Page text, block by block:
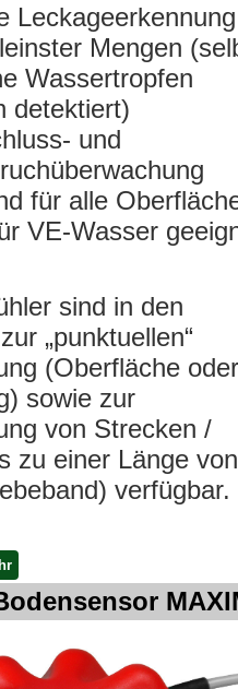
Leckageerkennung
Mengen
Wassertropfen
detektiert)
und
für alle
VE-Wasser
sind in den
„punktuellen“
(Oberfläche oder
sowie zur
von Strecken /
zu einer Länge von
verfügbar.